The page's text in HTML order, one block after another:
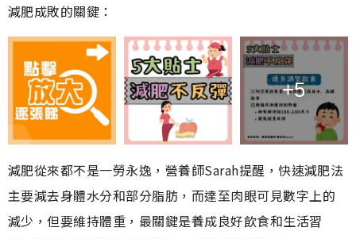
減肥成敗的關鍵：
+5
減肥從來都不是一勞永逸，營養師Sarah提醒，快速減肥法
主要減去身體水分和部分脂肪，而達至肉眼可見數字上的
減少，但要維持體重，最關鍵是養成良好飲食和生活習